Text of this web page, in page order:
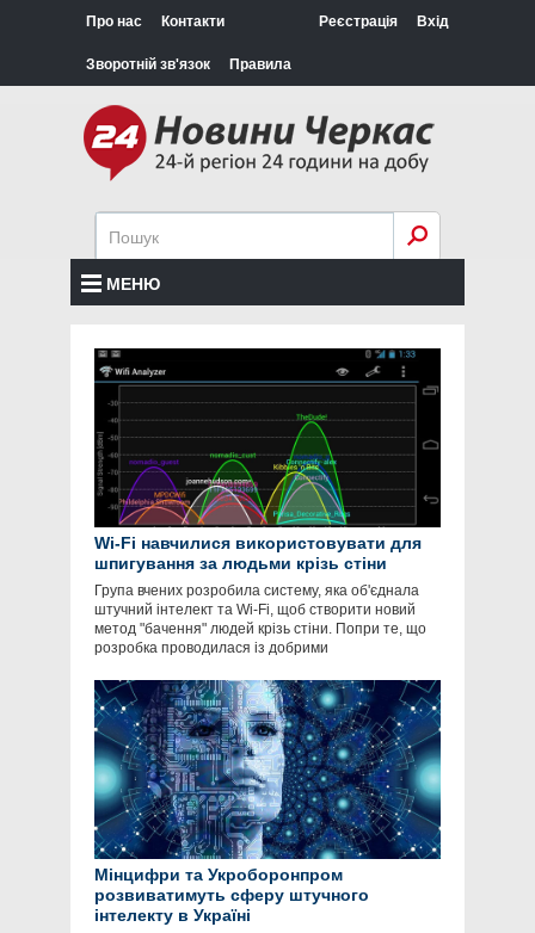
Про нас Контакти
Зворотній зв'язок Правила
Реєстрація Вхід
МЕНЮ
Wi-Fi навчилися використовувати для
шпигування за людьми крізь стіни
Група вчених розробила систему, яка об'єднала
штучний інтелект та Wi-Fi, щоб створити новий
метод "бачення" людей крізь стіни. Попри те, що
розробка проводилася із добрими
Мінцифри та Укроборонпром
розвиватимуть сферу штучного
інтелекту в Україні